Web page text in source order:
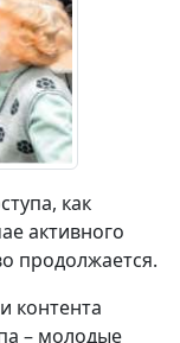
как
активного
продолжается.
контента
– молодые